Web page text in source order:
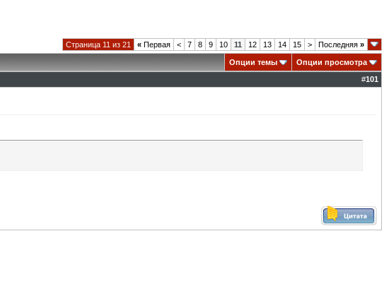
Страница 11 из 21 « Первая < 7 8 9 10 11 12 13 14 15 > Последняя »
Опции темы
Опции просмотра
#101